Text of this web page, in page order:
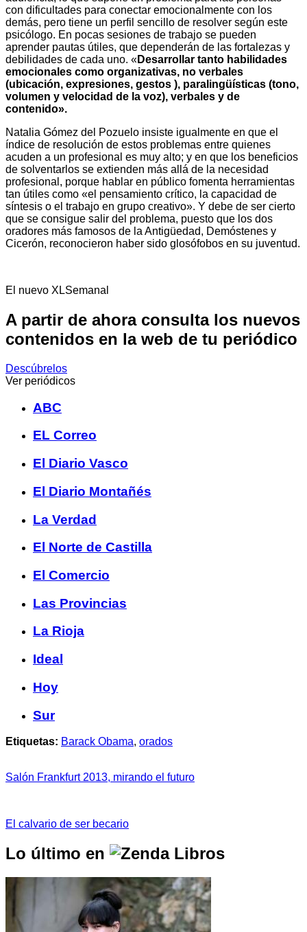
con dificultades para conectar emocionalmente con los
demás, pero tiene un perfil sencillo de resolver según este
psicólogo. En pocas sesiones de trabajo se pueden
aprender pautas útiles, que dependerán de las fortalezas y
debilidades de cada uno. «Desarrollar tanto habilidades
emocionales como organizativas, no verbales
(ubicación, expresiones, gestos ), paralingüísticas (tono,
volumen y velocidad de la voz), verbales y de
contenido».
Natalia Gómez del Pozuelo insiste igualmente en que el
índice de resolución de estos problemas entre quienes
acuden a un profesional es muy alto; y en que los beneficios
de solventarlos se extienden más allá de la necesidad
profesional, porque hablar en público fomenta herramientas
tan útiles como «el pensamiento crítico, la capacidad de
síntesis o el trabajo en grupo creativo». Y debe de ser cierto
que se consigue salir del problema, puesto que los dos
oradores más famosos de la Antigüedad, Demóstenes y
Cicerón, reconocieron haber sido glosófobos en su juventud.
El nuevo XLSemanal
A partir de ahora consulta los nuevos
contenidos en la web de tu periódico
Descúbrelos
Ver periódicos
ABC
EL Correo
El Diario Vasco
El Diario Montañés
La Verdad
El Norte de Castilla
El Comercio
Las Provincias
La Rioja
Ideal
Hoy
Sur
Etiquetas: Barack Obama, orados
Salón Frankfurt 2013, mirando el futuro
El calvario de ser becario
Lo último en